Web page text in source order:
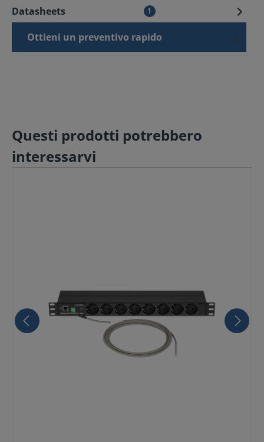
Datasheets 1
Ottieni un preventivo rapido
Questi prodotti potrebbero
interessarvi